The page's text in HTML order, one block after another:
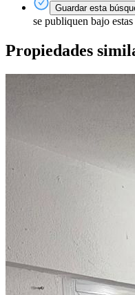
Guardar esta
se publiquen bajo
Propiedades